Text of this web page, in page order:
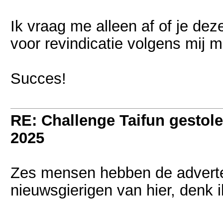
Ik vraag me alleen af of je
voor revindicatie volgens mij
Succes!
RE: Challenge Taifun
2025
Zes mensen hebben de
nieuwsgierigen van hier, denk